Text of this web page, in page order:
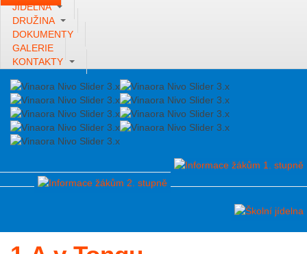
JÍDELNA
DRUŽINA
DOKUMENTY
GALERIE
KONTAKTY